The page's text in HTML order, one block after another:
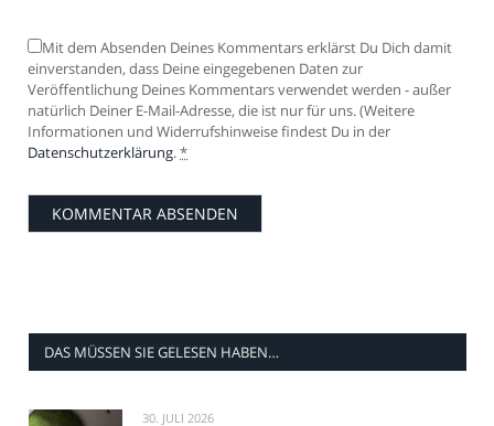
Mit dem Absenden Deines Kommentars erklärst Du Dich damit
einverstanden, dass Deine eingegebenen Daten zur
Veröffentlichung Deines Kommentars verwendet werden - außer
natürlich Deiner E-Mail-Adresse, die ist nur für uns. (Weitere
Informationen und Widerrufshinweise findest Du in der
Datenschutzerklärung.*
DAS MÜSSEN SIE GELESEN HABEN…
30. JULI 2026